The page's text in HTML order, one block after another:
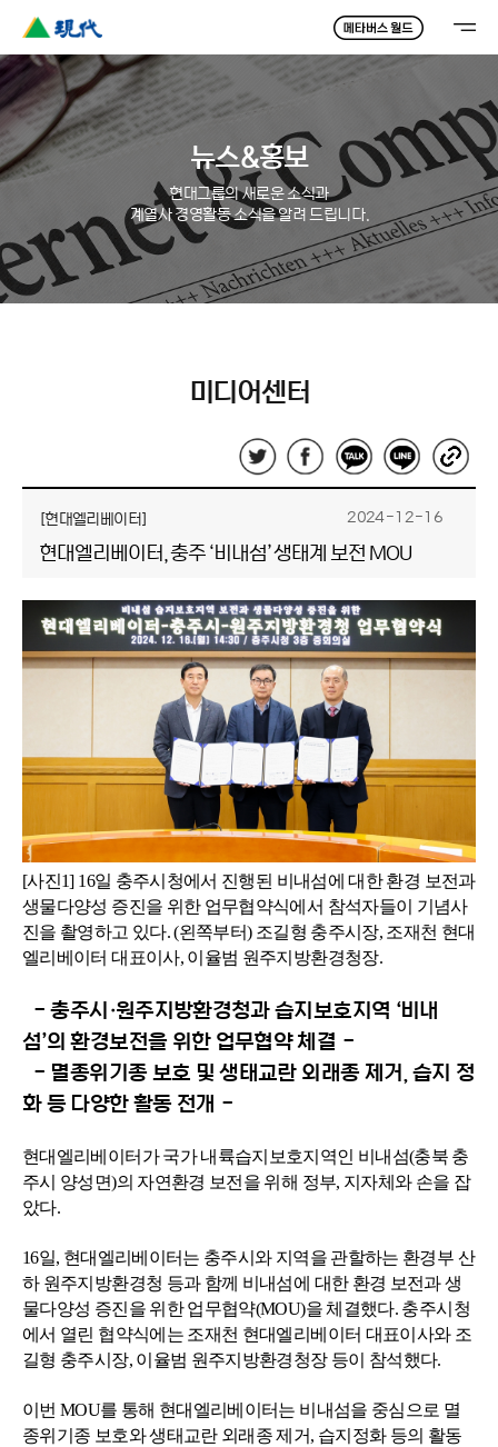
뉴스&홍보
현대그룹의 새로운 소식과
계열사 경영활동 소식을 알려 드립니다.
미디어센터
[현대엘리베이터]
현대엘리베이터, 충주 ‘비내섬’ 생태계 보전 MOU
2024-12-16
[사진1] 16일 충주시청에서 진행된 비내섬에 대한 환경 보전과
생물다양성 증진을 위한 업무협약식에서 참석자들이 기념사
진을 촬영하고 있다. (왼쪽부터) 조길형 충주시장, 조재천 현대
엘리베이터 대표이사, 이율범 원주지방환경청장.
- 충주시·원주지방환경청과 습지보호지역 ‘비내
섬’의 환경보전을 위한 업무협약 체결 -
- 멸종위기종 보호 및 생태교란 외래종 제거, 습지 정
화 등 다양한 활동 전개 -
현대엘리베이터가 국가 내륙습지보호지역인 비내섬(충북 충
주시 양성면)의 자연환경 보전을 위해 정부, 지자체와 손을 잡
았다.
16일, 현대엘리베이터는 충주시와 지역을 관할하는 환경부 산
하 원주지방환경청 등과 함께 비내섬에 대한 환경 보전과 생
물다양성 증진을 위한 업무협약(MOU)을 체결했다. 충주시청
에서 열린 협약식에는 조재천 현대엘리베이터 대표이사와 조
길형 충주시장, 이율범 원주지방환경청장 등이 참석했다.
이번 MOU를 통해 현대엘리베이터는 비내섬을 중심으로 멸
종위기종 보호와 생태교란 외래종 제거, 습지정화 등의 활동